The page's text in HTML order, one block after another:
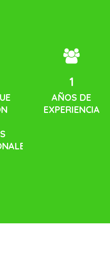
13
AÑOS DE
EXPERIENCIA